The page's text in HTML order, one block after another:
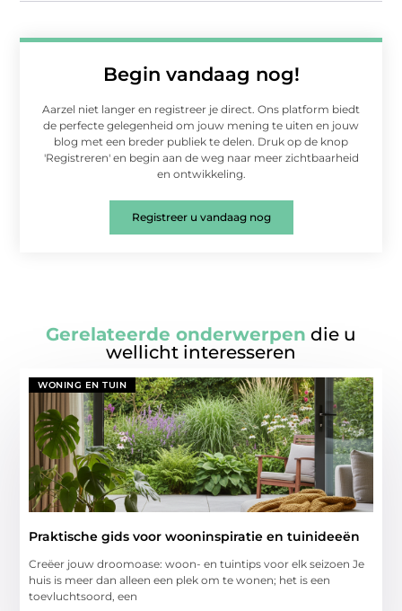
Begin vandaag nog!
Aarzel niet langer en registreer je direct. Ons platform biedt
de perfecte gelegenheid om jouw mening te uiten en jouw
blog met een breder publiek te delen. Druk op de knop
'Registreren' en begin aan de weg naar meer zichtbaarheid
en ontwikkeling.
Registreer u vandaag nog
Gerelateerde onderwerpen die u
wellicht interesseren
WONING EN TUIN
Praktische gids voor wooninspiratie en tuinideeën
Creëer jouw droomoase: woon- en tuintips voor elk seizoen Je
huis is meer dan alleen een plek om te wonen; het is een
toevluchtsoord, een